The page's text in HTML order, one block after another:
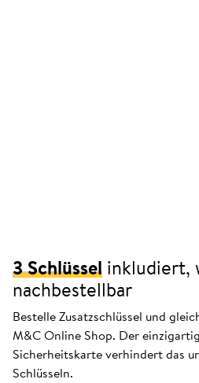
3 Schlüssel inkludiert,
nachbestellbar
Bestelle Zusatzschlüssel und
M&C Online Shop. Der
Sicherheitskarte verhindert das
Schlüsseln.